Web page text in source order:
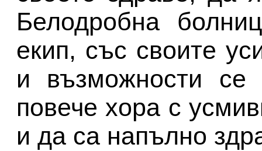
Белодробна
екип, със своите
и възможности се
повече хора с
и да са напълно